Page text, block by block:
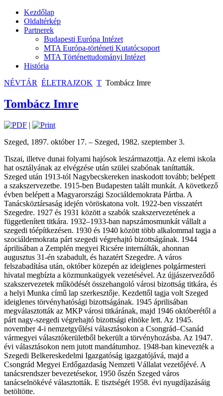
Kezdőlap
Oldaltérkép
Partnerek
Budapesti Európa Intézet
MTA Európa-történeti Kutatócsoport
MTA Történettudományi Intézet
História
NÉVTÁR ÉLETRAJZOK T Tombácz Imre
Tombácz Imre
|
Szeged, 1897. október 17. – Szeged, 1982. szeptember 3.
Tiszai, illetve dunai folyami hajósok leszármazottja. Az elemi iskola
hat osztályának az elvégzése után szülei szabónak taníttatták.
Szeged után 1913-tól Nagybecskereken inaskodott tovább; belépett
a szakszervezetbe. 1915-ben Budapesten talált munkát. A következő
évben belépett a Magyarországi Szociáldemokrata Pártba. A
Tanácsköztársaság idején vöröskatona volt. 1922-ben visszatért
Szegedre. 1927 és 1931 között a szabók szakszervezetének a
függetlenített titkára. 1932–1933-ban napszámosmunkát vállalt a
szegedi tóépítkezésen. 1930 és 1940 között több alkalommal tagja a
szociáldemokrata párt szegedi végrehajtó bizottságának. 1944
áprilisában a Zemplén megyei Ricsére internálták, ahonnan
augusztus 31-én szabadult, és hazatért Szegedre. A város
felszabadítása után, október közepén az ideiglenes polgármesteri
hivatal megbízta a közmunkaügyek vezetésével. Az újjászerveződő
szakszervezetek működését összehangoló városi bizottság titkára, és
a helyi Munka című lap szerkesztője. Kezdettől tagja volt Szeged
ideiglenes törvényhatósági bizottságának. 1945 áprilisában
megválasztották az MKP városi titkárának, majd 1946 októberétől a
párt nagy-szegedi végrehajtó bizottsági elnöke lett. Az 1945.
november 4-i nemzetgyűlési választásokon a Csongrád–Csanád
vármegyei választókerületből bekerült a törvényhozásba. Az 1947.
évi választásokon nem jutott mandátumhoz. 1948-ban kinevezték a
Szegedi Belkereskedelmi Igazgatóság igazgatójává, majd a
Csongrád Megyei Erdőgazdaság Nemzeti Vállalat vezetőjévé. A
tanácsrendszer bevezetésekor, 1950 őszén Szeged város
tanácselnökévé választották. E tisztségét 1958. évi nyugdíjazásáig
betöltötte.